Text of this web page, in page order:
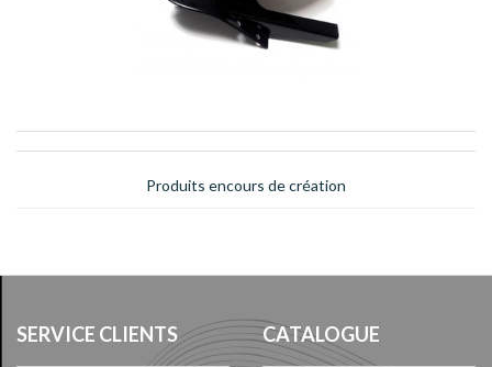
Produits encours de création
SERVICE CLIENTS CATALOGUE